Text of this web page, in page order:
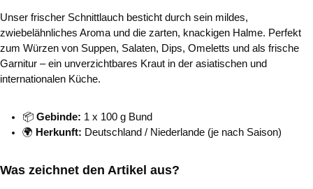
Unser frischer Schnittlauch besticht durch sein mildes,
zwiebelähnliches Aroma und die zarten, knackigen Halme. Perfekt
zum Würzen von Suppen, Salaten, Dips, Omeletts und als frische
Garnitur – ein unverzichtbares Kraut in der asiatischen und
internationalen Küche.
📦 Gebinde: 1 x 100 g Bund
🌍 Herkunft: Deutschland / Niederlande (je nach Saison)
Was zeichnet den Artikel aus?